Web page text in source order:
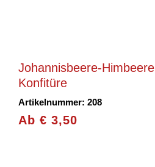
Johannisbeere-Himbeere
Konfitüre
Artikelnummer: 208
Ab € 3,50